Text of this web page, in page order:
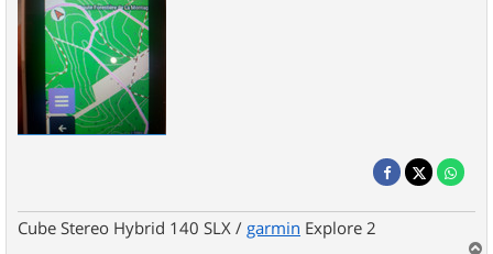
Cube Stereo Hybrid 140 SLX / garmin Explore 2